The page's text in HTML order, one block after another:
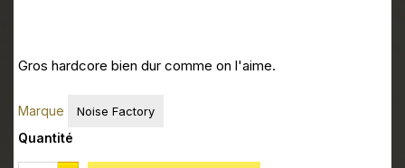
Gros hardcore bien dur comme on l'aime.
Marque Noise Factory
Quantité